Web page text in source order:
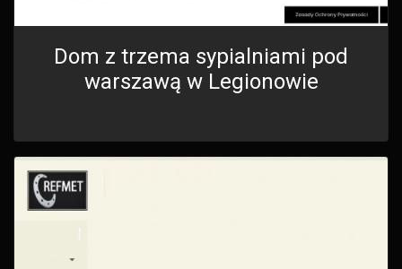
Dom z trzema sypialniami pod
warszawą w Legionowie